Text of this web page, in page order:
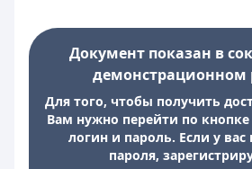
Документ показан в
Для того, чтобы получить
Вам нужно перейти по
логин и пароль. Если у вас
пароля,